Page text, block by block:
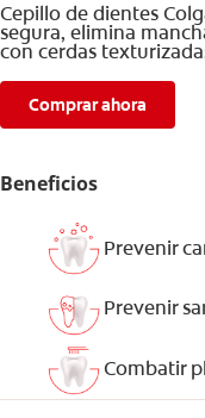
Cepillo de dientes
segura, elimina
con cerdas
Comprar ahora
Beneficios
Prevenir
Prevenir
Combatir